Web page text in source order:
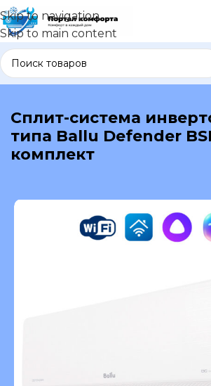
Skip to navigation
Skip to main content
В каталог
Сплит-система
типа Ballu Defender
комплект